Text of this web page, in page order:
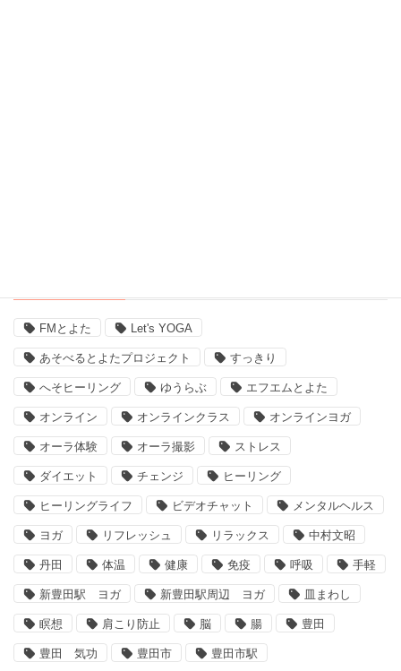
FMとよた Let's YOGA
あそべるとよたプロジェクト すっきり
へそヒーリング ゆうらぶ エフエムとよた
オンライン オンラインクラス オンラインヨガ
オーラ体験 オーラ撮影 ストレス
ダイエット チェンジ ヒーリング
ヒーリングライフ ビデオチャット メンタルヘルス
ヨガ リフレッシュ リラックス 中村文昭
丹田 体温 健康 免疫 呼吸 手軽
新豊田駅 ヨガ 新豊田駅周辺 ヨガ 皿まわし
瞑想 肩こり防止 脳 腸 豊田
豊田 気功 豊田市 豊田市駅